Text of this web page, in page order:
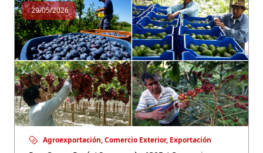
29/05/2026
Agroexportación, Comercio Exterior, Exportación